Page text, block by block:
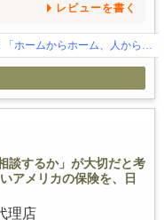
レビューを書く
ーム、人から人へ、心と心でおもてなし」
談するか」が大切だと考
アメリカの保険を、日